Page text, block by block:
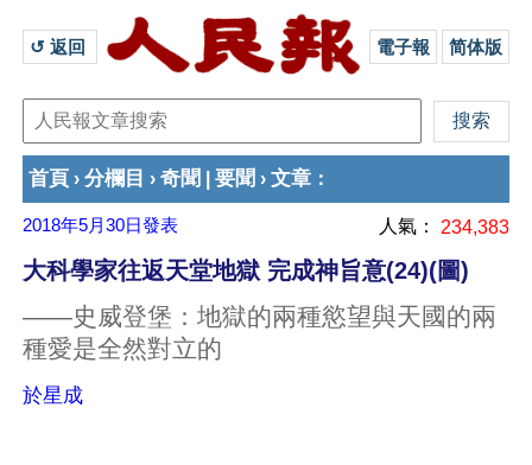
↺ 返回 電子報 简体版
首頁 › 分欄目 › 奇聞 要聞 › 文章 ：
2018年5月30日發表 人氣： 234,383
大科學家往返天堂地獄 完成神旨意(24)(圖)
——史威登堡：地獄的兩種慾望與天國的兩
種愛是全然對立的
於星成